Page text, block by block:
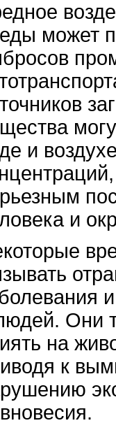
может
и
и
Они
на
к